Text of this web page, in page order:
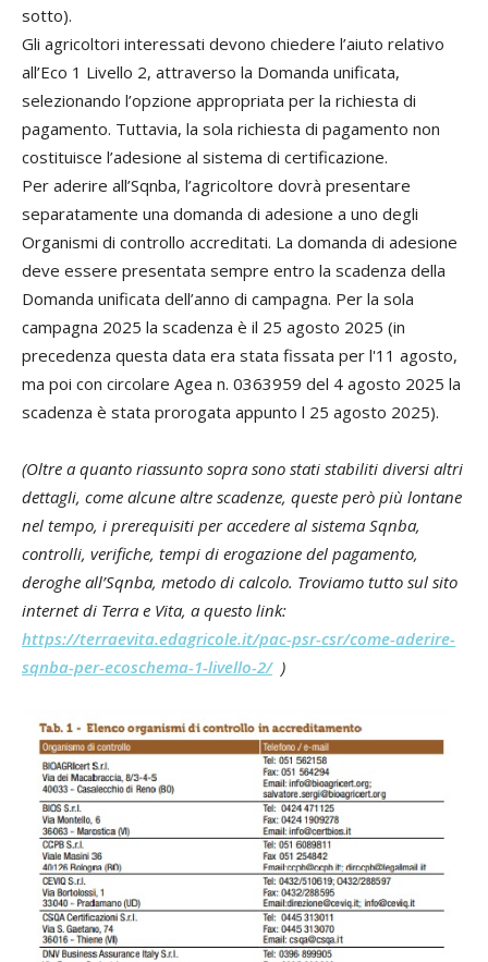
sotto).
Gli agricoltori interessati devono chiedere l’aiuto relativo
all’Eco 1 Livello 2, attraverso la Domanda unificata,
selezionando l’opzione appropriata per la richiesta di
pagamento. Tuttavia, la sola richiesta di pagamento non
costituisce l’adesione al sistema di certificazione.
Per aderire all’Sqnba, l’agricoltore dovrà presentare
separatamente una domanda di adesione a uno degli
Organismi di controllo accreditati. La domanda di adesione
deve essere presentata sempre entro la scadenza della
Domanda unificata dell’anno di campagna. Per la sola
campagna 2025 la scadenza è il 25 agosto 2025 (in
precedenza questa data era stata fissata per l'11 agosto,
ma poi con circolare Agea n. 0363959 del 4 agosto 2025 la
scadenza è stata prorogata appunto l 25 agosto 2025).
(Oltre a quanto riassunto sopra sono stati stabiliti diversi altri
dettagli, come alcune altre scadenze, queste però più lontane
nel tempo, i prerequisiti per accedere al sistema Sqnba,
controlli, verifiche, tempi di erogazione del pagamento,
deroghe all’Sqnba, metodo di calcolo. Troviamo tutto sul sito
internet di Terra e Vita, a questo link:
https://terraevita.edagricole.it/pac-psr-csr/come-aderire-
sqnba-per-ecoschema-1-livello-2/ )